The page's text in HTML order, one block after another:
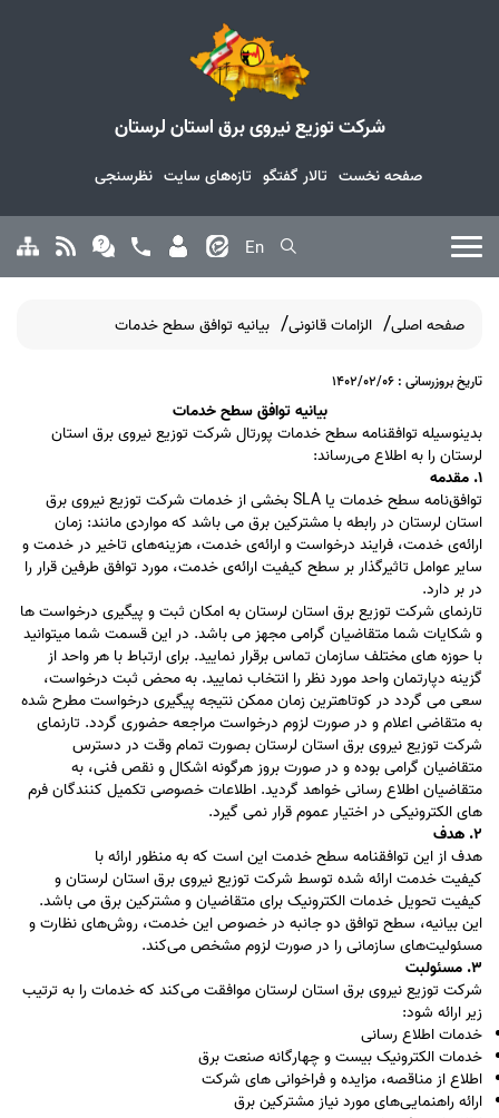
صفحه نخست تالار گفتگو تازه‌های سایت نظرسنجی
شرکت توزیع نیروی برق استان لرستان
En
صفحه اصلی الزامات قانونی بیانیه توافق سطح خدمات
تاریخ بروزرسانی : 1402/02/06
بیانیه توافق سطح خدمات
بدینوسیله توافقنامه سطح خدمات پورتال شرکت توزیع نیروی برق استان
لرستان را به اطلاع می‌رساند:
۱. مقدمه
توافق‌نامه سطح خدمات یا SLA بخشی از خدمات شرکت توزیع نیروی برق
استان لرستان در رابطه با مشترکین برق می باشد که مواردی مانند: زمان
ارائه‌ی خدمت، فرایند درخواست و ارائه‌ی خدمت، هزینه‌های تاخیر در خدمت و
سایر عوامل تاثیرگذار بر سطح کیفیت ارائه‌ی خدمت، مورد توافق طرفین قرار را
در بر دارد.
تارنمای شرکت توزیع برق استان لرستان به امکان ثبت و پیگیری درخواست ها
و شکایات شما متقاضیان گرامی مجهز می باشد. در این قسمت شما میتوانید
با حوزه های مختلف سازمان تماس برقرار نمایید. برای ارتباط با هر واحد از
گزینه دپارتمان واحد مورد نظر را انتخاب نمایید. به محض ثبت درخواست،
سعی می گردد در کوتاهترین زمان ممکن نتیجه پیگیری درخواست مطرح شده
به متقاضی اعلام و در صورت لزوم درخواست مراجعه حضوری گردد. تارنمای
شرکت توزیع نیروی برق استان لرستان بصورت تمام وقت در دسترس
متقاضیان گرامی بوده و در صورت بروز هرگونه اشکال و نقص فنی، به
متقاضیان اطلاع رسانی خواهد گردید. اطلاعات خصوصی تکمیل کنندگان فرم
های الکترونیکی در اختیار عموم قرار نمی گیرد.
۲. هدف
هدف از این توافقنامه سطح خدمت این است که به منظور ارائه با
کیفیت خدمت ارائه شده توسط شرکت توزیع نیروی برق استان لرستان و
کیفیت تحویل خدمات الکترونیک برای متقاضیان و مشترکین برق می باشد.
این بیانیه، سطح توافق دو جانبه در خصوص این خدمت، روش‌های نظارت و
مسئولیت‌های سازمانی را در صورت لزوم مشخص می‌کند.
۳. مسئولبت
شرکت توزیع نیروی برق استان لرستان موافقت می‌کند که خدمات را به ترتیب
زیر ارائه شود:
خدمات اطلاع رسانی
خدمات الکترونیک بیست و چهارگانه صنعت برق
اطلاع از مناقصه، مزایده و فراخوانی های شرکت
ارائه راهنمایی‌های مورد نیاز مشترکین برق